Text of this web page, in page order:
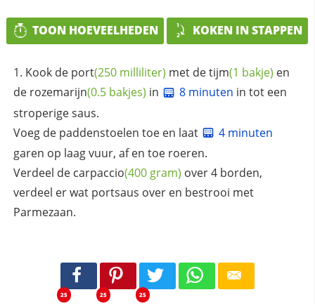
TOON HOEVEELHEDEN KOKEN IN STAPPEN
Kook de port(250 milliliter) met detijm(1 bakje) en
de rozemarijn(0.5 bakjes) in 8 minuten in tot een
stroperige saus.
Voeg de paddenstoelen toe en laat
4 minuten
garen op laag vuur, af en toe roeren.
Verdeel de carpaccio(400 gram) over 4 borden,
verdeel er wat portsaus over en bestrooi met
Parmezaan.
25 25 25